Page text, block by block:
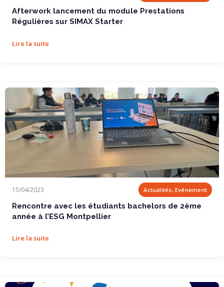
Afterwork lancement du module Prestations
Régulières sur SIMAX Starter
Lire la suite
Rencontre avec les étudiants bachelors de 2ème...
15/04/2023 Actualités, Evénement
Rencontre avec les étudiants bachelors de 2ème
année à l’ESG Montpellier
Lire la suite